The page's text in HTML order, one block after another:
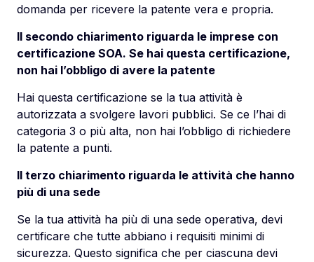
domanda per ricevere la patente vera e propria.
Il secondo chiarimento riguarda le imprese con
certificazione SOA. Se hai questa certificazione,
non hai l’obbligo di avere la patente
Hai questa certificazione se la tua attività è
autorizzata a svolgere lavori pubblici. Se ce l’hai di
categoria 3 o più alta, non hai l’obbligo di richiedere
la patente a punti.
Il terzo chiarimento riguarda le attività che hanno
più di una sede
Se la tua attività ha più di una sede operativa, devi
certificare che tutte abbiano i requisiti minimi di
sicurezza. Questo significa che per ciascuna devi